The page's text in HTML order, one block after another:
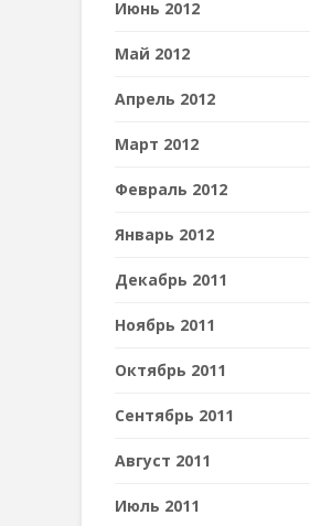
Июнь 2012
Май 2012
Апрель 2012
Март 2012
Февраль 2012
Январь 2012
Декабрь 2011
Ноябрь 2011
Октябрь 2011
Сентябрь 2011
Август 2011
Июль 2011